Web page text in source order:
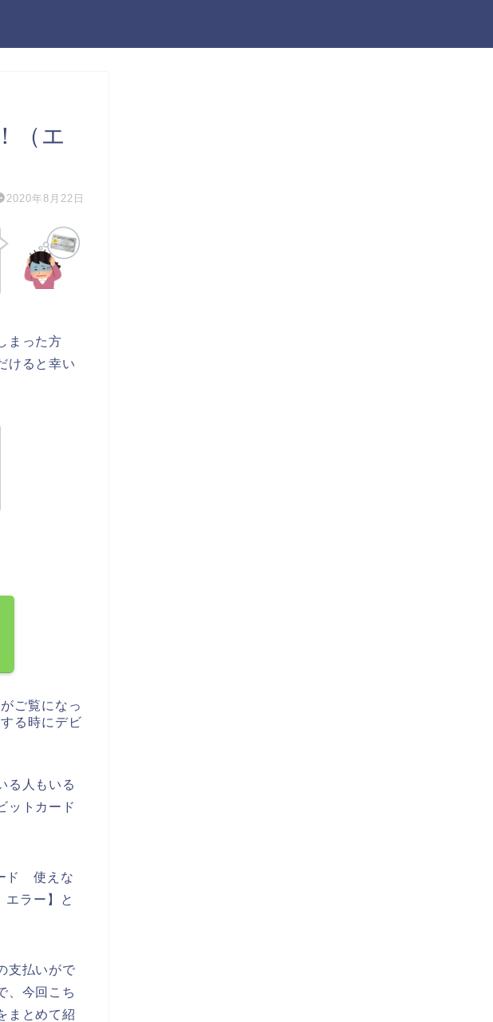
（エ
2020年8月22日
まった方
けると幸い
ご覧になっ
る時にデビ
る人もいる
ットカード
ド 使えな
ラー】と
支払いがで
、今回こち
まとめて紹